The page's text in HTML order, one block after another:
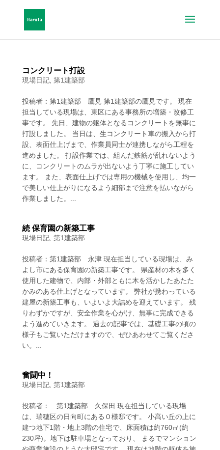
コンクリート打設
現場日記, 第1建築部
投稿者：第1建築部 鷹見 第1建築部の鷹見です。 現在
担当している現場は、東区にある事務所の増築・改修工
事です。 先日、建物の躯体となるコンクリートを無事に
打設しました。 当日は、生コンクリート車の搬入から打
設、表面仕上げまで、作業員同士が連携しながら工程を
進めました。 打設作業では、組んだ鉄筋が乱れないよう
に、コンクリートのムラが出ないよう丁寧に施工してい
ます。 また、表面仕上げでは専用の機械を使用し、均一
で美しい仕上がりになるよう細部まで注意を払いながら
作業しました。...
続 保育園の新築工事
現場日記, 第1建築部
投稿者：第1建築部 永津 現在担当している現場は、み
よし市にある保育園の新築工事です。 県産材の木を多く
使用した建物で、内部・外部ともに木を活かしたあたた
かみのある仕上げとなっています。 弊社が携わっている
建屋の新築工事も、いよいよ大詰めを迎えています。 残
りわずかですが、安全作業を心がけ、無事に完成できる
よう進めていきます。 過去の記事では、基礎工事の頃の
様子もご覧いただけますので、ぜひあわせてご覧くださ
い。...
奮闘中！
現場日記, 第1建築部
投稿者： 第1建築部 久保田 現在担当している現場
は、瑞穂区の日向町にあるＯ様邸です。 小高い丘の上に
建つ地下1階・地上3階の住宅で、床面積は約760㎡(約
230坪)。地下は駐車場となっており、 まるでマンション